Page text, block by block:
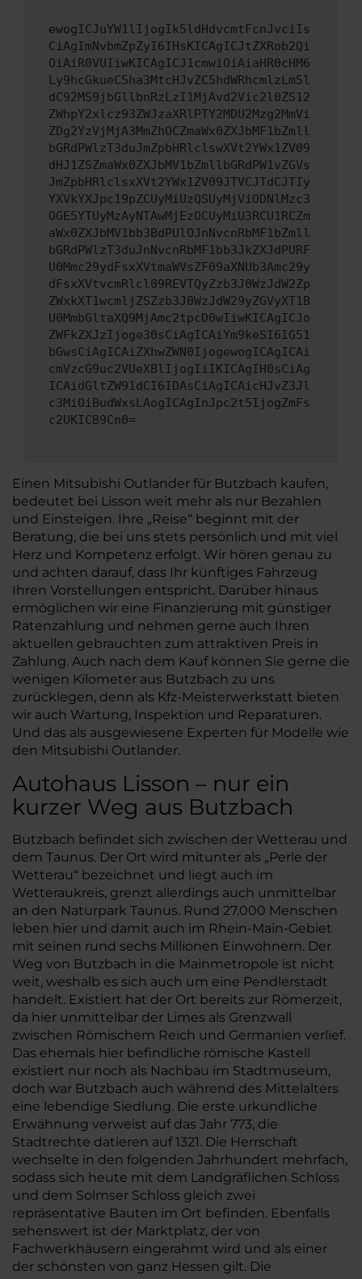
ewogICJuYW1lIjogIk5ldHdvcmtFcnJvciIs
CiAgImNvbmZpZyI6IHsKICAgICJtZXRob2Qi
OiAiR0VUIiwKICAgICJ1cmwiOiAiaHR0cHM6
Ly9hcGkueC5ha3MtcHJvZC5hdWRhcmlzLm5l
dC92MS9jbGllbnRzLzI1MjAvd2Vic2l0ZS12
ZWhpY2xlcz93ZWJzaXRlPTY2MDU2Mzg2MmVi
ZDg2YzVjMjA3MmZhOCZmaWx0ZXJbMF1bZmll
bGRdPWlzT3duJmZpbHRlclswXVt2YWx1ZV09
dHJ1ZSZmaWx0ZXJbMV1bZmllbGRdPW1vZGVs
JmZpbHRlclsxXVt2YWx1ZV09JTVCJTdCJTIy
YXVkYXJpc19pZCUyMiUzQSUyMjViODNlMzc3
OGE5YTUyMzAyNTAwMjEzOCUyMiU3RCU1RCZm
aWx0ZXJbMV1bb3BdPUlOJnNvcnRbMF1bZmll
bGRdPWlzT3duJnNvcnRbMF1bb3JkZXJdPURF
U0Mmc29ydFsxXVtmaWVsZF09aXNUb3Amc29y
dFsxXVtvcmRlcl09REVTQyZzb3J0WzJdW2Zp
ZWxkXT1wcmljZSZzb3J0WzJdW29yZGVyXT1B
U0MmbGltaXQ9MjAmc2tpcD0wIiwKICAgICJo
ZWFkZXJzIjoge30sCiAgICAiYm9keSI6IG51
bGwsCiAgICAiZXhwZWN0IjogewogICAgICAi
cmVzcG9uc2VUeXBlIjogIiIKICAgIH0sCiAg
ICAidGltZW91dCI6IDAsCiAgICAicHJvZ3Jl
c3MiOiBudWxsLAogICAgInJpc2t5IjogZmFs
c2UKICB9Cn0=
Einen Mitsubishi Outlander für Butzbach kaufen,
bedeutet bei Lisson weit mehr als nur Bezahlen
und Einsteigen. Ihre „Reise“ beginnt mit der
Beratung, die bei uns stets persönlich und mit viel
Herz und Kompetenz erfolgt. Wir hören genau zu
und achten darauf, dass Ihr künftiges Fahrzeug
Ihren Vorstellungen entspricht. Darüber hinaus
ermöglichen wir eine Finanzierung mit günstiger
Ratenzahlung und nehmen gerne auch Ihren
aktuellen gebrauchten zum attraktiven Preis in
Zahlung. Auch nach dem Kauf können Sie gerne die
wenigen Kilometer aus Butzbach zu uns
zurücklegen, denn als Kfz-Meisterwerkstatt bieten
wir auch Wartung, Inspektion und Reparaturen.
Und das als ausgewiesene Experten für Modelle wie
den Mitsubishi Outlander.
Autohaus Lisson – nur ein
kurzer Weg aus Butzbach
Butzbach befindet sich zwischen der Wetterau und
dem Taunus. Der Ort wird mitunter als „Perle der
Wetterau“ bezeichnet und liegt auch im
Wetteraukreis, grenzt allerdings auch unmittelbar
an den Naturpark Taunus. Rund 27.000 Menschen
leben hier und damit auch im Rhein-Main-Gebiet
mit seinen rund sechs Millionen Einwohnern. Der
Weg von Butzbach in die Mainmetropole ist nicht
weit, weshalb es sich auch um eine Pendlerstadt
handelt. Existiert hat der Ort bereits zur Römerzeit,
da hier unmittelbar der Limes als Grenzwall
zwischen Römischem Reich und Germanien verlief.
Das ehemals hier befindliche römische Kastell
existiert nur noch als Nachbau im Stadtmuseum,
doch war Butzbach auch während des Mittelalters
eine lebendige Siedlung. Die erste urkundliche
Erwähnung verweist auf das Jahr 773, die
Stadtrechte datieren auf 1321. Die Herrschaft
wechselte in den folgenden Jahrhundert mehrfach,
sodass sich heute mit dem Landgräflichen Schloss
und dem Solmser Schloss gleich zwei
repräsentative Bauten im Ort befinden. Ebenfalls
sehenswert ist der Marktplatz, der von
Fachwerkhäusern eingerahmt wird und als einer
der schönsten von ganz Hessen gilt. Die